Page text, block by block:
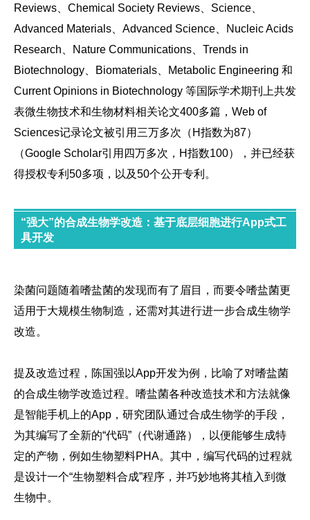
Reviews、Chemical Society Reviews、Science、
Advanced Materials、Advanced Science、Nucleic Acids
Research、Nature Communications、Trends in
Biotechnology、Biomaterials、Metabolic Engineering 和
Current Opinions in Biotechnology 等国际学术期刊上共发
表微生物技术和生物材料相关论文400多篇，Web of
Sciences记录论文被引用三万多次（H指数为87）
（Google Scholar引用四万多次，H指数100），并已经获
得授权专利50多项，以及50个公开专利。
“强大”的合成生物学改造：基于底层细胞进行App式工
具开发
染菌问题随着嗜盐菌的发现而有了眉目，而要令嗜盐菌更
适用于大规模生物制造，还需对其进行进一步合成生物学
改造。
提及改造过程，陈国强以App开发为例，比喻了对嗜盐菌
的合成生物学改造过程。嗜盐菌各种改造技术和方法就像
是智能手机上的App，研究团队通过合成生物学的手段，
为其编写了全新的“代码”（代谢通路），以便能够生成特
定的产物，例如生物塑料PHA。其中，编写代码的过程就
是设计一个“生物塑料合成”程序，并巧妙地将其植入到微
生物中。